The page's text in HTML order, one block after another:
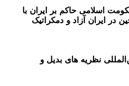
اسلامی حاکم بر ایران با
در ایران آزاد و دمکراتیک
نظریه های بدیل و